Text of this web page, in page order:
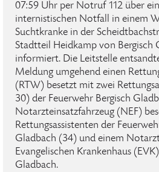
07:59 Uhr per Notruf 112 über
internistischen Notfall in einem
Suchtkranke in der
Stadtteil Heidkamp von Bergisch
informiert. Die Leitstelle
Meldung umgehend einen
(RTW) besetzt mit zwei
30) der Feuerwehr Bergisch
Notarzteinsatzfahrzeug (NEF)
Rettungsassistenten der
Gladbach (34) und einem
Evangelischen Krankenhaus
Gladbach.